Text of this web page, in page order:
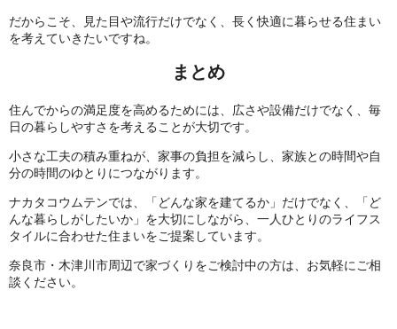
だからこそ、見た目や流行だけでなく、長く快適に暮らせる住まい
を考えていきたいですね。
まとめ
住んでからの満足度を高めるためには、広さや設備だけでなく、毎
日の暮らしやすさを考えることが大切です。
小さな工夫の積み重ねが、家事の負担を減らし、家族との時間や自
分の時間のゆとりにつながります。
ナカタコウムテンでは、「どんな家を建てるか」だけでなく、「ど
んな暮らしがしたいか」を大切にしながら、一人ひとりのライフス
タイルに合わせた住まいをご提案しています。
奈良市・木津川市周辺で家づくりをご検討中の方は、お気軽にご相
談ください。